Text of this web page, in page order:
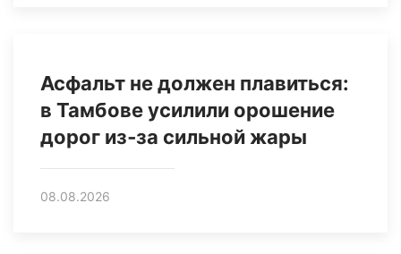
Асфальт не должен плавиться:
в Тамбове усилили орошение
дорог из‑за сильной жары
08.08.2026